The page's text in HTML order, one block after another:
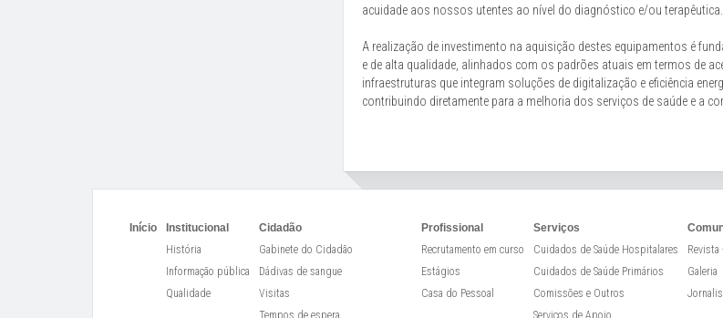
acuidade aos nossos utentes ao nível do diagnóstico e/ou terapêutica.
A realização de investimento na aquisição destes equipamentos é
e de alta qualidade, alinhados com os padrões atuais em termos de
infraestruturas que integram soluções de digitalização e eficiência
contribuindo diretamente para a melhoria dos serviços de saúde e a
Início
Institucional
História
Informação pública
Qualidade
Cidadão
Gabinete do Cidadão
Dádivas de sangue
Visitas
Tempos de espera
Profissional
Recrutamento em curso
Estágios
Casa do Pessoal
Serviços
Cuidados de Saúde Hospitalares
Cuidados de Saúde Primários
Comissões e Outros
Serviços de Apoio
Revista
Galeria